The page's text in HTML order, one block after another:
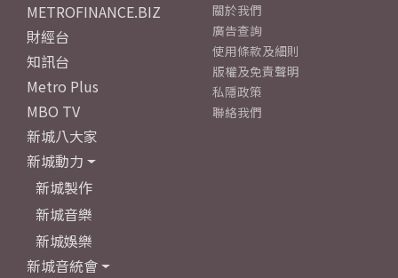
METROFINANCE.BIZ
財經台
知訊台
Metro Plus
MBO TV
新城八大家
新城動力
新城製作
新城音樂
新城娛樂
新城音統會
關於我們
廣告查詢
使用條款及細則
版權及免責聲明
私隱政策
聯絡我們